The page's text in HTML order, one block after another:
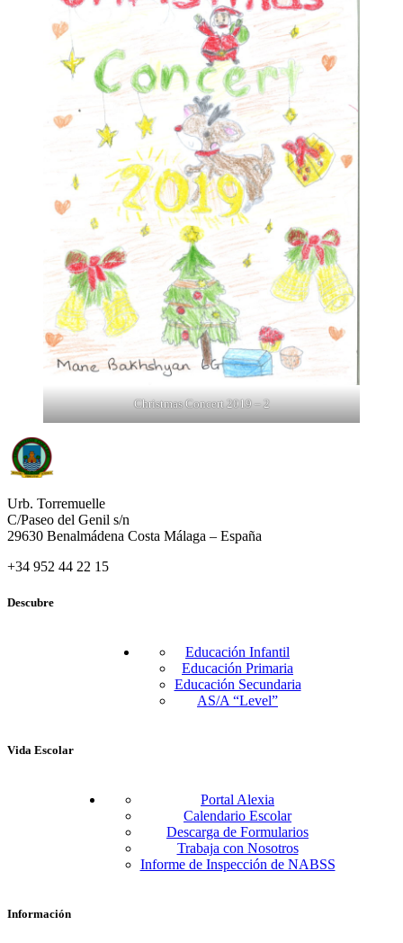
Christmas Concert 2019 – 2
Urb. Torremuelle
C/Paseo del Genil s/n
29630 Benalmádena Costa Málaga – España
+34 952 44 22 15
Descubre
Educación Infantil
Educación Primaria
Educación Secundaria
AS/A “Level”
Vida Escolar
Portal Alexia
Calendario Escolar
Descarga de Formularios
Trabaja con Nosotros
Informe de Inspección de NABSS
Información